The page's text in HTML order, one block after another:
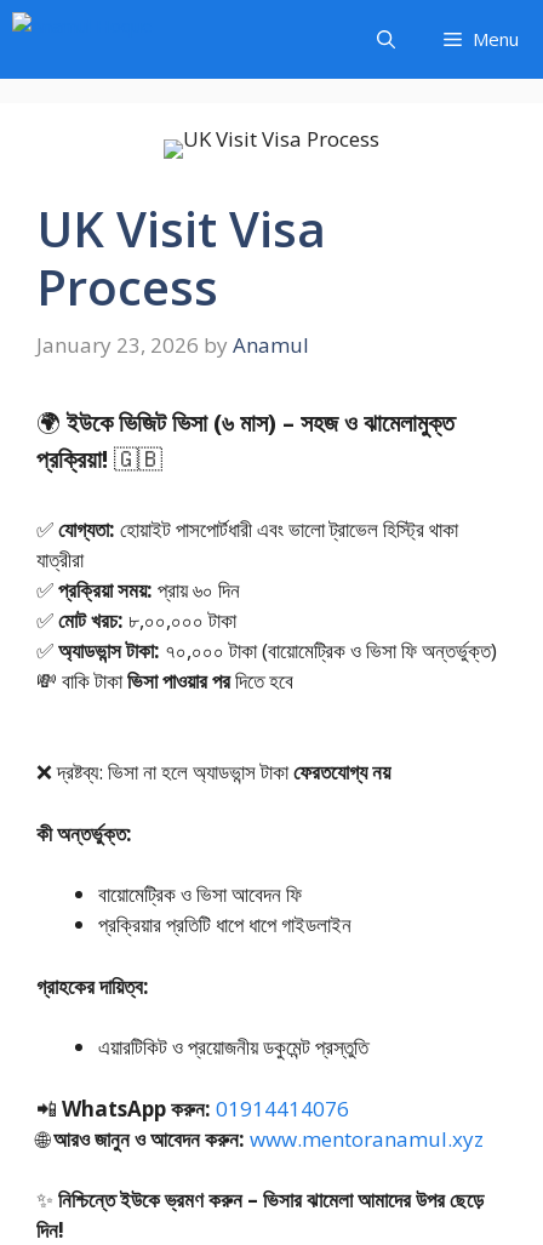
Skip
content
Menu
UK Visit Visa
Process
January 23, 2026 by Anamul
🌍ইউকে ভিজিট ভিসা (৬ মাস) – সহজ ও ঝামেলামুক্ত
প্রক্রিয়া! 🇬🇧
✅যোগ্যতা: হোয়াইট পাসপোর্টধারী এবং ভালো ট্রাভেল হিস্ট্রি থাকা
যাত্রীরা
✅প্রক্রিয়া সময়: প্রায় ৬০ দিন
✅মোট খরচ: ৮,০০,০০০ টাকা
✅অ্যাডভান্স টাকা: ৭০,০০০ টাকা (বায়োমেট্রিক ও ভিসা ফি অন্তর্ভুক্ত)
💸 বাকি টাকাভিসা পাওয়ার পরদিতে হবে
❌ দ্রষ্টব্য: ভিসা না হলে অ্যাডভান্স টাকাফেরতযোগ্য নয়
কী অন্তর্ভুক্ত:
বায়োমেট্রিক ও ভিসা আবেদন ফি
প্রক্রিয়ার প্রতিটি ধাপে ধাপে গাইডলাইন
গ্রাহকের দায়িত্ব:
এয়ারটিকিট ও প্রয়োজনীয় ডকুমেন্ট প্রস্তুতি
📲 WhatsApp করুন: 01914414076
🌐আরও জানুন ও আবেদন করুন: www.mentoranamul.xyz
✨ নিশ্চিন্তে ইউকে ভ্রমণ করুন – ভিসার ঝামেলা আমাদের উপর ছেড়ে
দিন!